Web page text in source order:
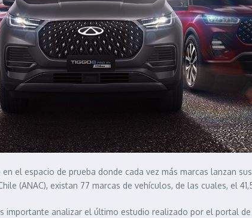
el espacio de prueba donde cada vez más marcas lanzan
(ANAC), existan 77 marcas de vehículos, de las cuales, el
analizar el último estudio realizado por el portal